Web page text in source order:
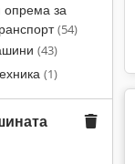
опрема за
(54)
(43)
(1)